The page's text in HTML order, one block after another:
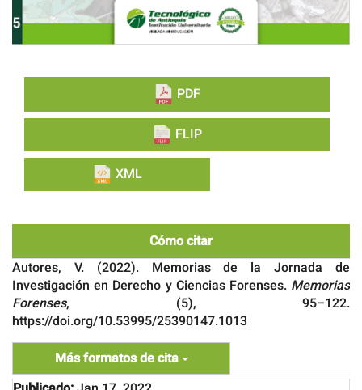
PDF
FLIP
XML
Cómo citar
Autores, V. (2022). Memorias de la Jornada de
Investigación en Derecho y Ciencias Forenses. Memorias
Forenses, (5), 95–122.
https://doi.org/10.53995/25390147.1013
Más formatos de cita